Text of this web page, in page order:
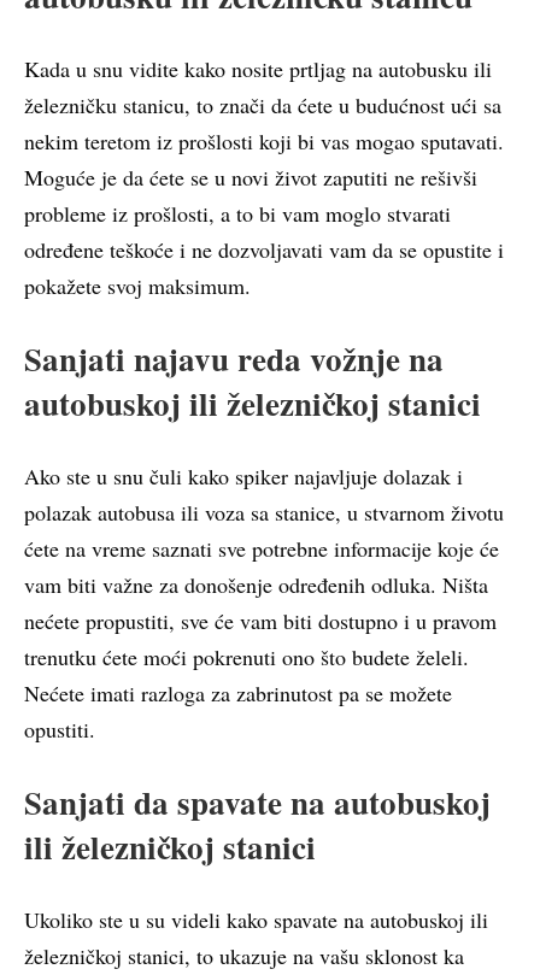
Kada u snu vidite kako nosite prtljag na autobusku ili
železničku stanicu, to znači da ćete u budućnost ući sa
nekim teretom iz prošlosti koji bi vas mogao sputavati.
Moguće je da ćete se u novi život zaputiti ne rešivši
probleme iz prošlosti, a to bi vam moglo stvarati
određene teškoće i ne dozvoljavati vam da se opustite i
pokažete svoj maksimum.
Sanjati najavu reda vožnje na
autobuskoj ili železničkoj stanici
Ako ste u snu čuli kako spiker najavljuje dolazak i
polazak autobusa ili voza sa stanice, u stvarnom životu
ćete na vreme saznati sve potrebne informacije koje će
vam biti važne za donošenje određenih odluka. Ništa
nećete propustiti, sve će vam biti dostupno i u pravom
trenutku ćete moći pokrenuti ono što budete želeli.
Nećete imati razloga za zabrinutost pa se možete
opustiti.
Sanjati da spavate na autobuskoj
ili železničkoj stanici
Ukoliko ste u su videli kako spavate na autobuskoj ili
železničkoj stanici, to ukazuje na vašu sklonost ka